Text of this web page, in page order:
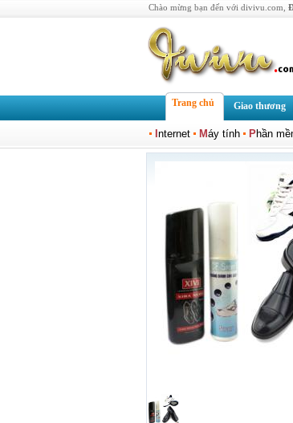
Chào mừng bạn đến với divivu.com,
Trang chủ Giao thương
nternet Máy tính Phần